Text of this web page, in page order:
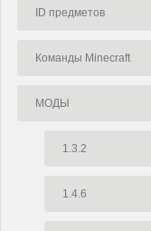
ID предметов
Команды Minecraft
МОДЫ
1.3.2
1.4.6